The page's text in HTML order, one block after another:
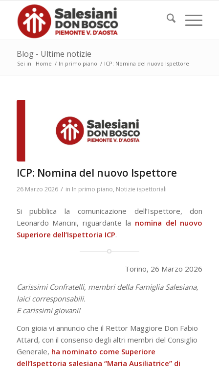
Blog - Ultime notizie
Sei in: Home / In primo piano / ICP: Nomina del nuovo Ispettore
ICP: Nomina del nuovo Ispettore
26 Marzo 2026 / in In primo piano, Notizie ispettoriali
Si pubblica la comunicazione dell’Ispettore, don
Leonardo Mancini, riguardante la nomina del nuovo
Superiore dell’Ispettoria ICP.
Torino, 26 Marzo 2026
Carissimi Confratelli, membri della Famiglia Salesiana,
laici corresponsabili.
E carissimi giovani!
Con gioia vi annuncio che il Rettor Maggiore Don Fabio
Attard, con il consenso degli altri membri del Consiglio
Generale, ha nominato come Superiore
dell’Ispettoria salesiana “Maria Ausiliatrice” di